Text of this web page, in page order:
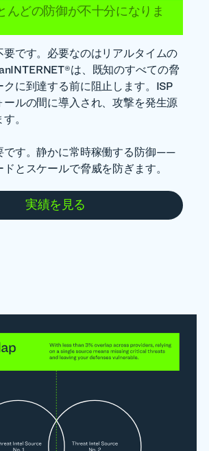
んどの防御が不十分になりま
要です。必要なのはリアルタイムの
は、既知のすべての脅
クに到達する前に阻止します。ISP
ールの間に導入され、攻撃を発生源
。
です。静かに常時稼働する防御——
とスケールで脅威を防ぎます。
実績を見る